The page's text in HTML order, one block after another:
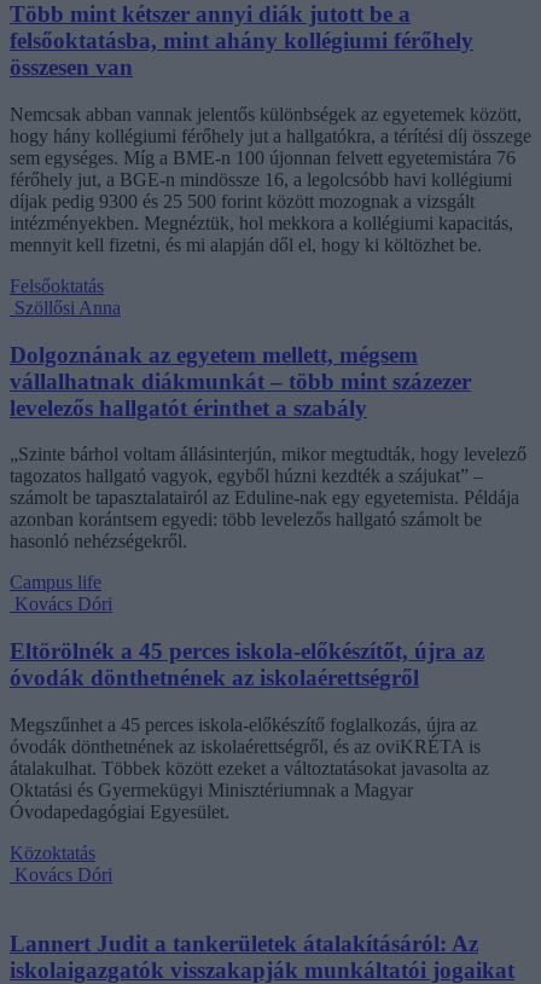
Több mint kétszer annyi diák jutott be a
felsőoktatásba, mint ahány kollégiumi férőhely
összesen van
Nemcsak abban vannak jelentős különbségek az egyetemek között,
hogy hány kollégiumi férőhely jut a hallgatókra, a térítési díj összege
sem egységes. Míg a BME-n 100 újonnan felvett egyetemistára 76
férőhely jut, a BGE-n mindössze 16, a legolcsóbb havi kollégiumi
díjak pedig 9300 és 25 500 forint között mozognak a vizsgált
intézményekben. Megnéztük, hol mekkora a kollégiumi kapacitás,
mennyit kell fizetni, és mi alapján dől el, hogy ki költözhet be.
Felsőoktatás
Szöllősi Anna
Dolgoznának az egyetem mellett, mégsem
vállalhatnak diákmunkát – több mint százezer
levelezős hallgatót érinthet a szabály
„Szinte bárhol voltam állásinterjún, mikor megtudták, hogy levelező
tagozatos hallgató vagyok, egyből húzni kezdték a szájukat” –
számolt be tapasztalatairól az Eduline-nak egy egyetemista. Példája
azonban korántsem egyedi: több levelezős hallgató számolt be
hasonló nehézségekről.
Campus life
Kovács Dóri
Eltörölnék a 45 perces iskola-előkészítőt, újra az
óvodák dönthetnének az iskolaérettségről
Megszűnhet a 45 perces iskola-előkészítő foglalkozás, újra az
óvodák dönthetnének az iskolaérettségről, és az oviKRÉTA is
átalakulhat. Többek között ezeket a változtatásokat javasolta az
Oktatási és Gyermekügyi Minisztériumnak a Magyar
Óvodapedagógiai Egyesület.
Közoktatás
Kovács Dóri
Lannert Judit a tankerületek átalakításáról: Az
iskolaigazgatók visszakapják munkáltatói jogaikat